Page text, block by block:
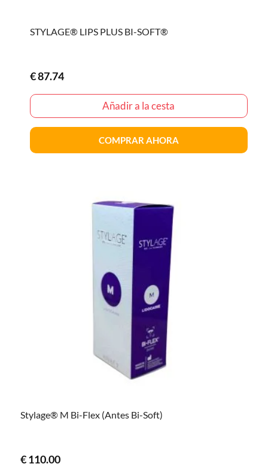
STYLAGE® LIPS PLUS BI-SOFT®
€87.74
Añadir a la cesta
COMPRAR AHORA
Stylage® M Bi-Flex (Antes Bi-Soft)
€110.00